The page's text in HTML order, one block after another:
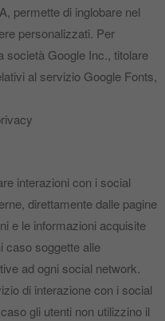
permette di inglobare nel
personalizzati. Per
società Google Inc., titolare
al servizio Google Fonts,
interazioni con i social
direttamente dalle pagine
e le informazioni acquisite
caso soggette alle
ad ogni social network.
di interazione con i social
gli utenti non utilizzino il